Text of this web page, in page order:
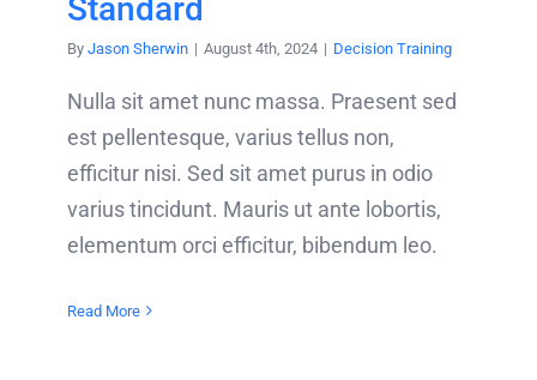
Standard
By Jason Sherwin | August 4th, 2024 | Decision Training
Nulla sit amet nunc massa. Praesent sed
est pellentesque, varius tellus non,
efficitur nisi. Sed sit amet purus in odio
varius tincidunt. Mauris ut ante lobortis,
elementum orci efficitur, bibendum leo.
Read More